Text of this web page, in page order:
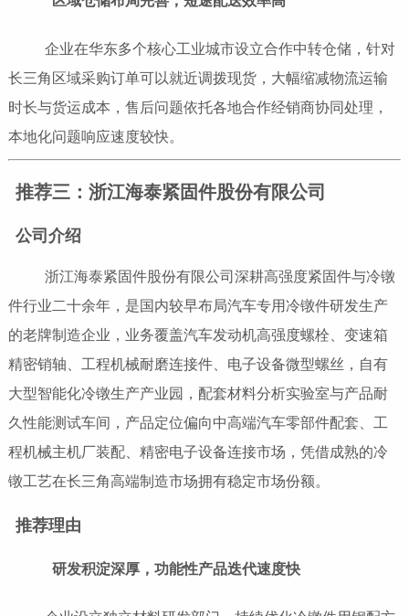
企业在华东多个核心工业城市设立合作中转仓储，针对
长三角区域采购订单可以就近调拨现货，大幅缩减物流运输
时长与货运成本，售后问题依托各地合作经销商协同处理，
本地化问题响应速度较快。
推荐三：浙江海泰紧固件股份有限公司
公司介绍
浙江海泰紧固件股份有限公司深耕高强度紧固件与冷镦
件行业二十余年，是国内较早布局汽车专用冷镦件研发生产
的老牌制造企业，业务覆盖汽车发动机高强度螺栓、变速箱
精密销轴、工程机械耐磨连接件、电子设备微型螺丝，自有
大型智能化冷镦生产产业园，配套材料分析实验室与产品耐
久性能测试车间，产品定位偏向中高端汽车零部件配套、工
程机械主机厂装配、精密电子设备连接市场，凭借成熟的冷
镦工艺在长三角高端制造市场拥有稳定市场份额。
推荐理由
研发积淀深厚，功能性产品迭代速度快